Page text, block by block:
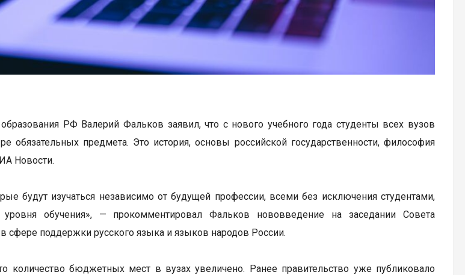
РФ Валерий Фальков заявил, что с нового учебного года студенты всех вузов
обязательных предмета. Это история, основы российской государственности, философия
Новости.
будут изучаться независимо от будущей профессии, всеми без исключения студентами,
обучения», — прокомментировал Фальков нововведение на заседании Совета
сфере поддержки русского языка и языков народов России.
количество бюджетных мест в вузах увеличено. Ранее правительство уже публиковало